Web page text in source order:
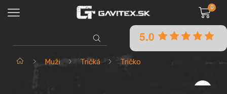
0
SEARCH
5.0
Domov Muži Tričká Tričko